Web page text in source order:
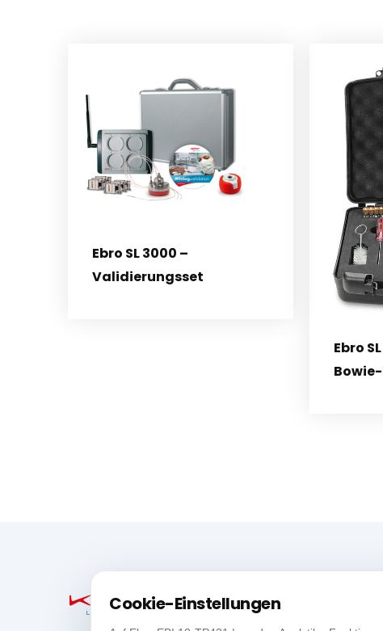
Ebro SL 3000 –
Validierungsset
Ebro
Cookie-Einstellungen